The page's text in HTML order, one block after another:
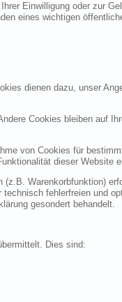
Einwilligung oder zur
eines wichtigen
dienen dazu, unser
Cookies bleiben auf
von Cookies für
dieser Website
Warenkorbfunktion)
fehlerfreien und
gesondert behandelt.
Dies sind: